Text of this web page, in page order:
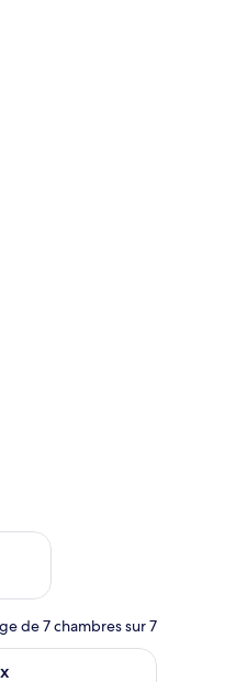
end prochain août 14 -
de 7 chambres sur 7
d’hôtel avec deux lits, un